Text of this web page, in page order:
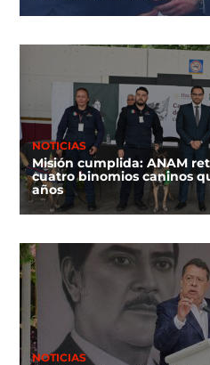
NOTICIAS
Misión cumplida: ANAM
cuatro binomios caninos
años
NOTICIAS